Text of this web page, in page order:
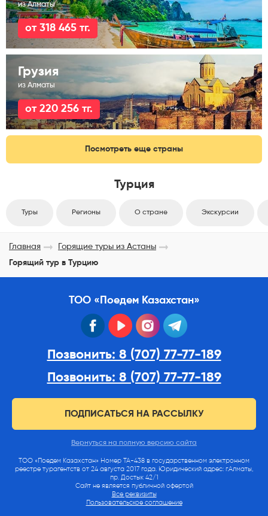
из Алматы
от 318 465 тг.
Грузия
из Алматы
от 220 256 тг.
Посмотреть еще страны
Турция
Туры Регионы О стране Экскурсии
Главная
Горящие туры из Астаны
Горящий тур в Турцию
ТОО «Поедем Казахстан»
facebook youtube instagram
Позвонить: 8 (707) 77-77-189
Позвонить: 8 (707) 77-77-189
ПОДПИСАТЬСЯ НА РАССЫЛКУ
Вернуться на полную версию сайта
ТОО «Поедем Казахстан» Номер ТА-438 в государственном электронном
реестре турагентств от 24 августа 2017 года. Юридический адрес: г.Алматы,
пр. Достык 42/1
Сайт не является публичной офертой
Все реквизиты
Пользовательское соглашение